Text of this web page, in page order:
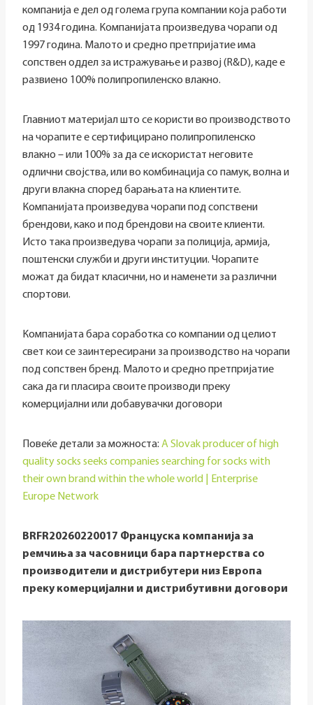
компанија е дел од голема група компании која работи
од 1934 година. Компанијата произведува чорапи од
1997 година. Малото и средно претпријатие има
сопствен оддел за истражување и развој (R&D), каде е
развиено 100% полипропиленско влакно.
Главниот материјал што се користи во производството
на чорапите е сертифицирано полипропиленско
влакно – или 100% за да се искористат неговите
одлични својства, или во комбинација со памук, волна и
други влакна според барањата на клиентите.
Компанијата произведува чорапи под сопствени
брендови, како и под брендови на своите клиенти.
Исто така произведува чорапи за полиција, армија,
поштенски служби и други институции. Чорапите
можат да бидат класични, но и наменети за различни
спортови.
Компанијата бара соработка со компании од целиот
свет кои се заинтересирани за производство на чорапи
под сопствен бренд. Малото и средно претпријатие
сака да ги пласира своите производи преку
комерцијални или добавувачки договори
Повеќе детали за можноста: A Slovak producer of high
quality socks seeks companies searching for socks with
their own brand within the whole world | Enterprise
Europe Network
BRFR20260220017 Француска компанија за
ремчиња за часовници бара партнерства со
производители и дистрибутери низ Европа
преку комерцијални и дистрибутивни договори